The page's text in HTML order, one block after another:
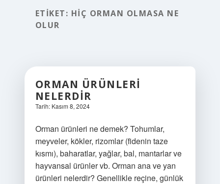
ETIKET: HIÇ ORMAN OLMASA NE
OLUR
ORMAN ÜRÜNLERI
NELERDIR
Tarih: Kasım 8, 2024
Orman ürünleri ne demek? Tohumlar,
meyveler, kökler, rizomlar (fidenin taze
kısmı), baharatlar, yağlar, bal, mantarlar ve
hayvansal ürünler vb. Orman ana ve yan
ürünleri nelerdir? Genellikle reçine, günlük